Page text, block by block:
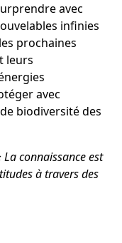
avec
infinies
prochaines
leurs
avec
biodiversité des
La connaissance est
à travers des